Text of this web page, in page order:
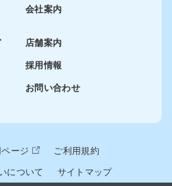
会社案内
店舗案内
採用情報
お問い合わせ
ージ ご利用規約
について サイトマップ